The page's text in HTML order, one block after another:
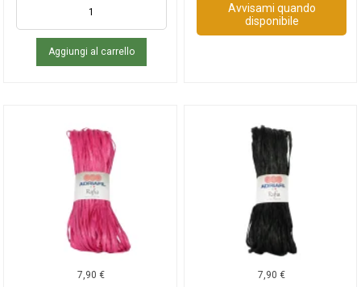
Aggiungi al carrello
Avvisami quando
disponibile
7,90€
7,90€